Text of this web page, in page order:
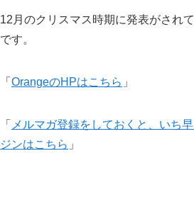
12月のクリスマス時期に発表がされて
です。
「 OrangeのHPはこちら 」
「 メルマガ登録をしておくと、いち
ジンはこちら 」